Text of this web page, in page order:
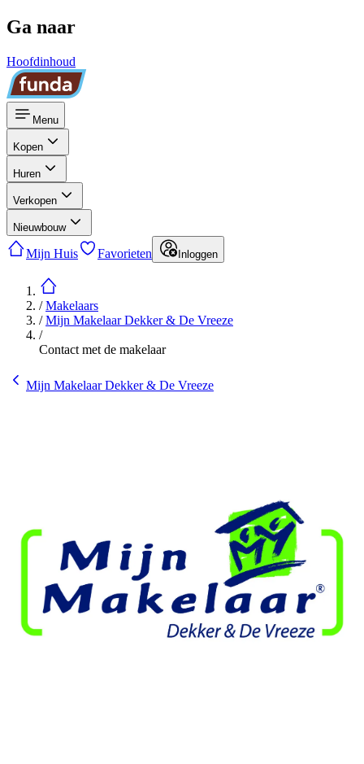
Ga naar
Hoofdinhoud
Menu
Kopen
Huren
Verkopen
Nieuwbouw
Mijn Huis Favorieten Inloggen
/Makelaars
/Mijn Makelaar Dekker & De Vreeze
/
Contact met de makelaar
Mijn Makelaar Dekker & De Vreeze